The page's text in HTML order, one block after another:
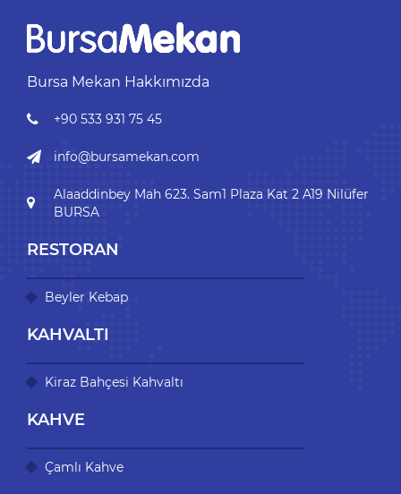
Bursa Mekan Hakkımızda
+90 533 931 75 45
info@bursamekan.com
Alaaddinbey Mah 623. Sam1 Plaza Kat 2 A19 Nilüfer
BURSA
RESTORAN
Beyler Kebap
KAHVALTI
Kiraz Bahçesi Kahvaltı
KAHVE
Çamlı Kahve